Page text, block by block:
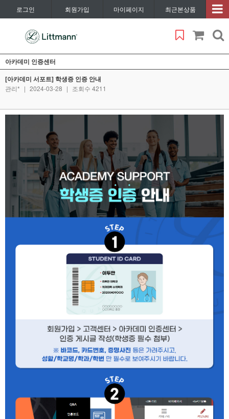
로그인 회원가입 마이페이지 최근본상품
아카데미 인증센터
[아카데미 서포트] 학생증 인증 안내
관리* | 2024-03-28 | 조회수 4211